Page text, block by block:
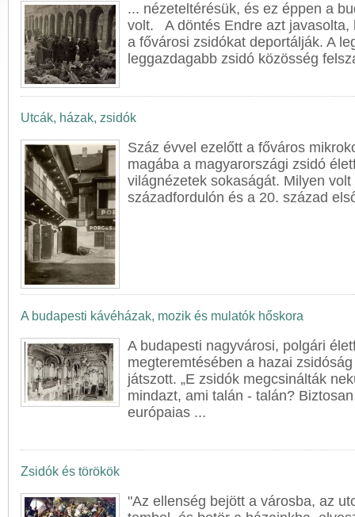
... nézeteltérésük, és ez éppen a
volt. A döntés Endre azt javasolta,
a fővárosi zsidókat deportálják. A
leggazdagabb zsidó közösség
Utcák, házak, zsidók
Száz évvel ezelőtt a főváros
magába a magyarországi zsidó
világnézetek sokaságát. Milyen
századfordulón és a 20. század
A budapesti kávéházak, mozik és mulatók hőskora
A budapesti nagyvárosi, polgári
megteremtésében a hazai
játszott. „E zsidók megcsinálták
mindazt, ami talán - talán?
európaias ...
Zsidók és törökök
"Az ellenség bejött a városba, az